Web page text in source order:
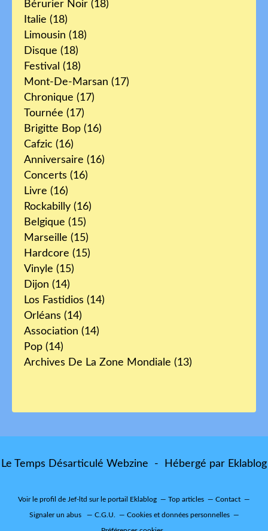
Bérurier Noir (18)
Italie (18)
Limousin (18)
Disque (18)
Festival (18)
Mont-De-Marsan (17)
Chronique (17)
Tournée (17)
Brigitte Bop (16)
Cafzic (16)
Anniversaire (16)
Concerts (16)
Livre (16)
Rockabilly (16)
Belgique (15)
Marseille (15)
Hardcore (15)
Vinyle (15)
Dijon (14)
Los Fastidios (14)
Orléans (14)
Association (14)
Pop (14)
Archives De La Zone Mondiale (13)
Le Temps Désarticulé Webzine - Hébergé par Eklablog
Voir le profil de Jef-ltd sur le portail Eklablog Top articles Contact
Signaler un abus C.G.U. Cookies et données personnelles